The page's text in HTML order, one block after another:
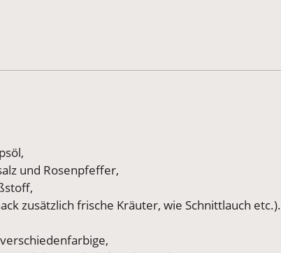
und Rosenpfeffer,
zusätzlich frische Kräuter, wie Schnittlauch etc.).